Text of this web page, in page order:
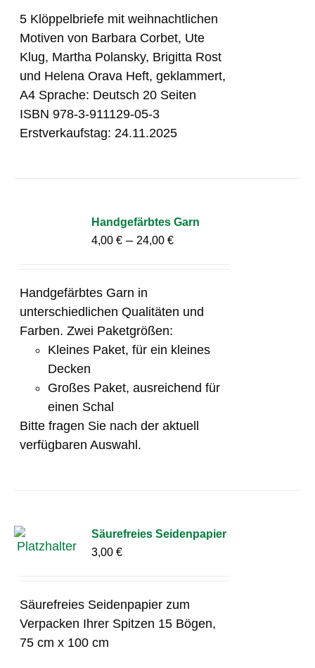
5 Klöppelbriefe mit weihnachtlichen
Motiven von Barbara Corbet, Ute
Klug, Martha Polansky, Brigitta Rost
und Helena Orava Heft, geklammert,
A4 Sprache: Deutsch 20 Seiten
ISBN 978-3-911129-05-3
Erstverkaufstag: 24.11.2025
Handgefärbtes Garn
4,00€ – 24,00€
Handgefärbtes Garn in
unterschiedlichen Qualitäten und
Farben. Zwei Paketgrößen:
Kleines Paket, für ein kleines
Decken
Großes Paket, ausreichend für
einen Schal
Bitte fragen Sie nach der aktuell
verfügbaren Auswahl.
Säurefreies Seidenpapier
3,00€
Säurefreies Seidenpapier zum
Verpacken Ihrer Spitzen 15 Bögen,
75 cm x 100 cm